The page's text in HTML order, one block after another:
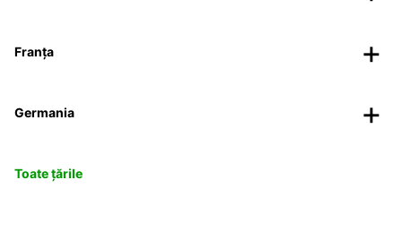
Franța
Germania
Toate țările